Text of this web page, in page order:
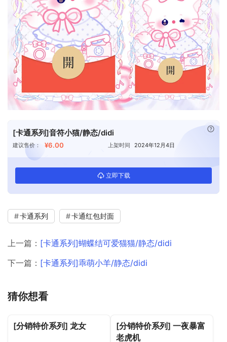
[卡通系列]音符小猫/静态/didi
建议售价： ¥6.00 上架时间 2024年12月4日
立即下载
已
卡通系列 卡通红包封面
上一篇： [卡通系列]蝴蝶结可爱猫猫/静态/didi
下一篇： [卡通系列]乖萌小羊/静态/didi
猜你想看
[分销特价系列] 龙女
[分销特价系列] 一夜暴富
老虎机